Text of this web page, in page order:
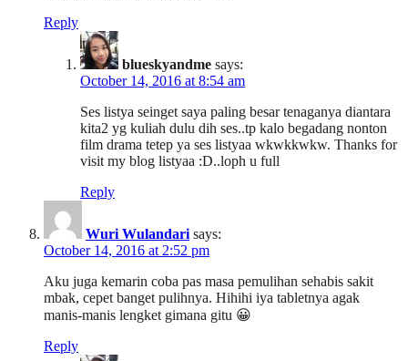
Reply
blueskyandme says:
October 14, 2016 at 8:54 am
Ses listya seinget saya paling besar tenaganya diantara
kita2 yg kuliah dulu dih ses..tp kalo begadang nonton
film drama tetep ya ses listyaa wkwkkwkw. Thanks for
visit my blog listyaa :D..loph u full
Reply
Wuri Wulandari says:
October 14, 2016 at 2:52 pm
Aku juga kemarin coba pas masa pemulihan sehabis sakit
mbak, cepet banget pulihnya. Hihihi iya tabletnya agak
manis-manis lengket gimana gitu 😀
Reply